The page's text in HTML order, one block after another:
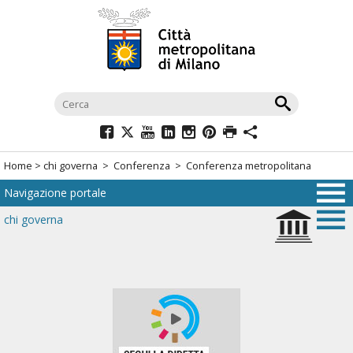
navigazione
menù
di
navigazione
Home > chi governa > Conferenza > Conferenza metropolitana
Navigazione portale
chi governa